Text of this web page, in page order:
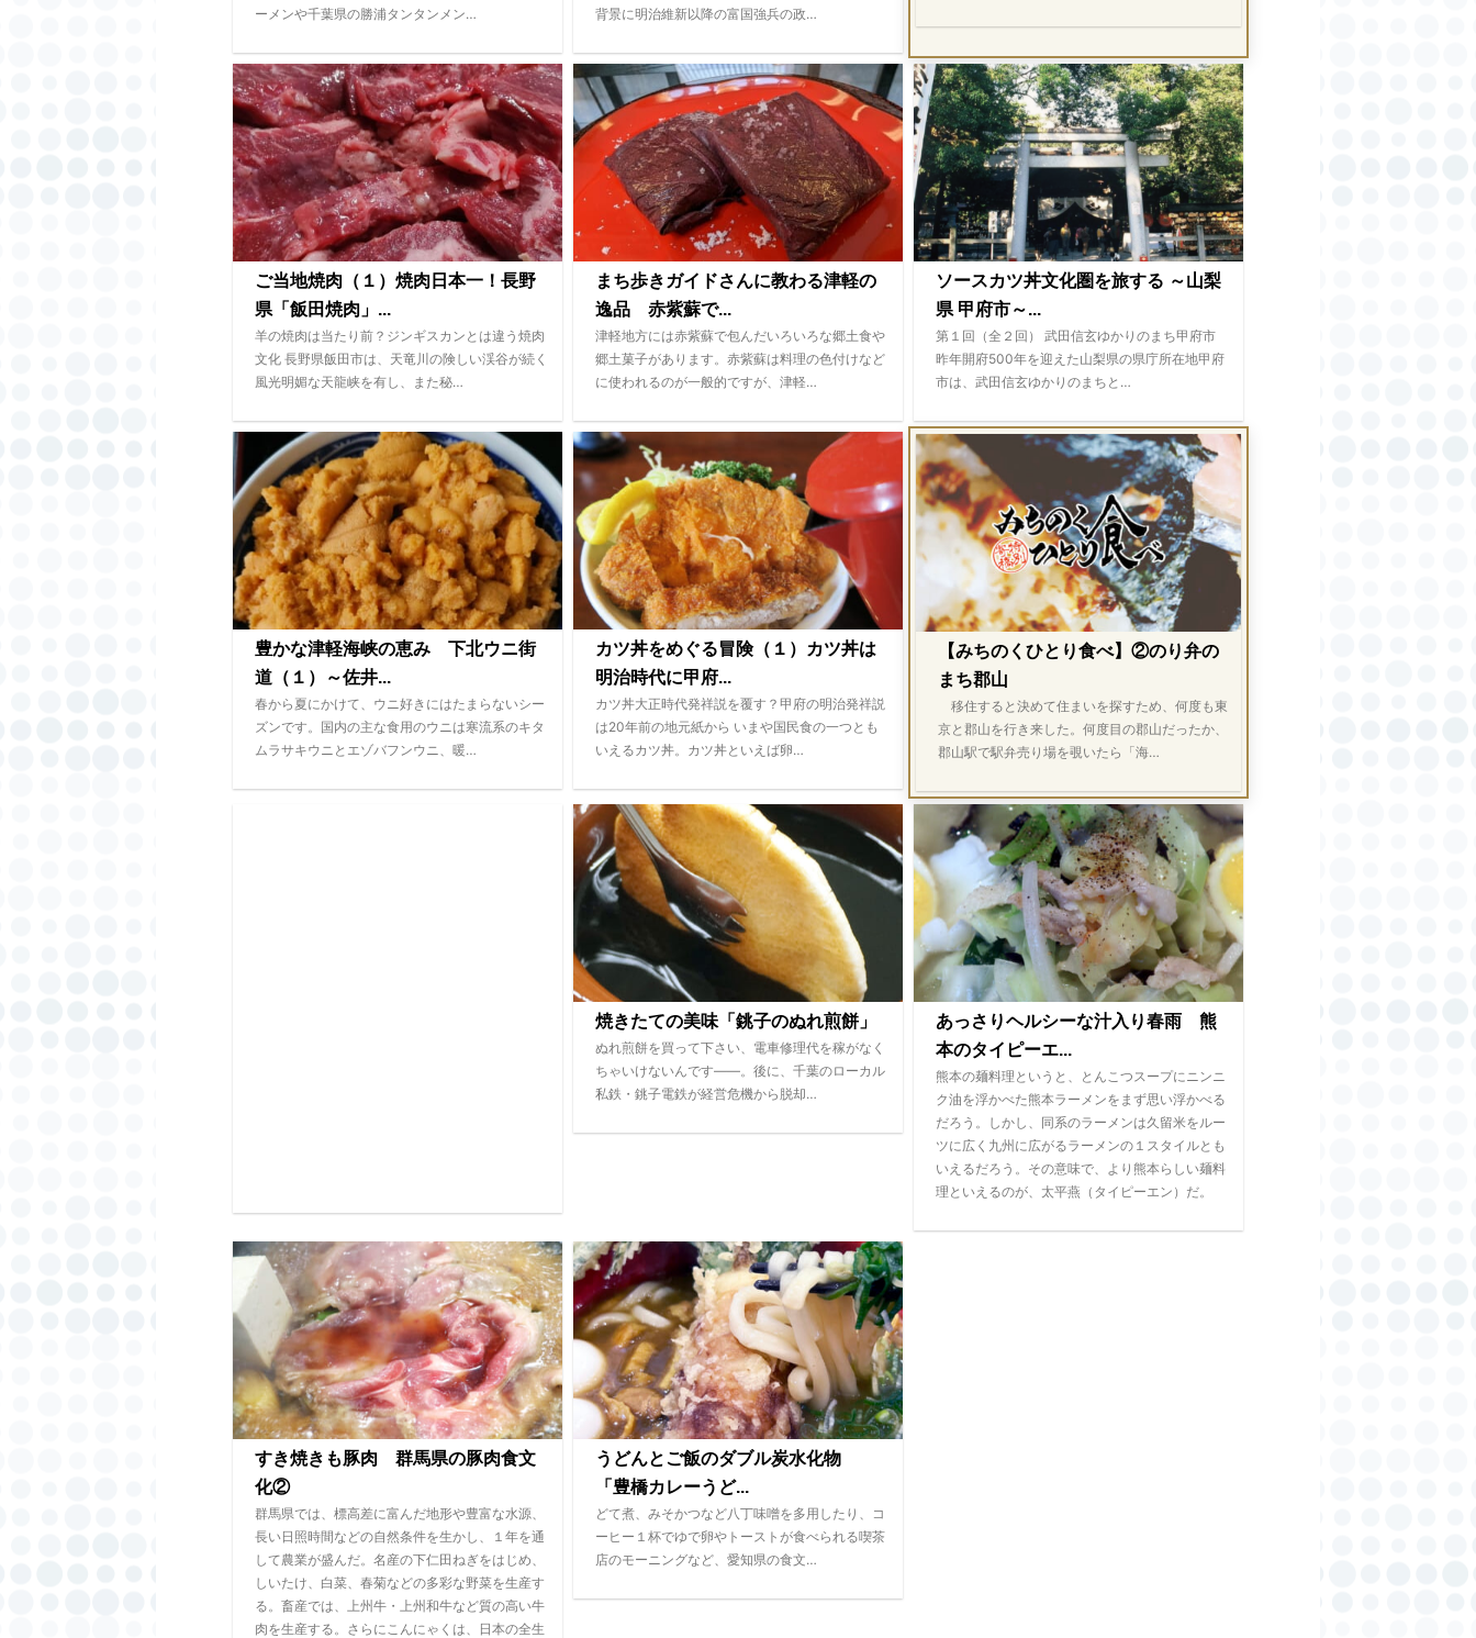
ーメンや千葉県の勝浦タンタンメン…
背景に明治維新以降の富国強兵の政…
ご当地焼肉（１）焼肉日本一！長野
県「飯田焼肉」...
羊の焼肉は当たり前？ジンギスカンとは違う焼肉
文化 長野県飯田市は、天竜川の険しい渓谷が続く
風光明媚な天龍峡を有し、また秘…
まち歩きガイドさんに教わる津軽の
逸品 赤紫蘇で...
津軽地方には赤紫蘇で包んだいろいろな郷土食や
郷土菓子があります。赤紫蘇は料理の色付けなど
に使われるのが一般的ですが、津軽…
ソースカツ丼文化圏を旅する ～山梨
県 甲府市～...
第１回（全２回） 武田信玄ゆかりのまち甲府市
昨年開府500年を迎えた山梨県の県庁所在地甲府
市は、武田信玄ゆかりのまちと…
豊かな津軽海峡の恵み 下北ウニ街
道（１）～佐井...
春から夏にかけて、ウニ好きにはたまらないシー
ズンです。国内の主な食用のウニは寒流系のキタ
ムラサキウニとエゾバフンウニ、暖…
カツ丼をめぐる冒険（１）カツ丼は
明治時代に甲府...
カツ丼大正時代発祥説を覆す？甲府の明治発祥説
は20年前の地元紙から いまや国民食の一つとも
いえるカツ丼。カツ丼といえば卵…
【みちのくひとり食べ】②のり弁の
まち郡山
移住すると決めて住まいを探すため、何度も東
京と郡山を行き来した。何度目の郡山だったか、
郡山駅で駅弁売り場を覗いたら「海…
焼きたての美味「銚子のぬれ煎餅」
ぬれ煎餅を買って下さい、電車修理代を稼がなく
ちゃいけないんです――。後に、千葉のローカル
私鉄・銚子電鉄が経営危機から脱却…
あっさりヘルシーな汁入り春雨 熊
本のタイピーエ...
熊本の麺料理というと、とんこつスープにニンニ
ク油を浮かべた熊本ラーメンをまず思い浮かべる
だろう。しかし、同系のラーメンは久留米をルー
ツに広く九州に広がるラーメンの１スタイルとも
いえるだろう。その意味で、より熊本らしい麺料
理といえるのが、太平燕（タイピーエン）だ。
すき焼きも豚肉 群馬県の豚肉食文
化②
群馬県では、標高差に富んだ地形や豊富な水源、
長い日照時間などの自然条件を生かし、１年を通
して農業が盛んだ。名産の下仁田ねぎをはじめ、
しいたけ、白菜、春菊などの多彩な野菜を生産す
る。畜産では、上州牛・上州和牛など質の高い牛
肉を生産する。さらにこんにゃくは、日本の全生
うどんとご飯のダブル炭水化物
「豊橋カレーうど...
どて煮、みそかつなど八丁味噌を多用したり、コ
ーヒー１杯でゆで卵やトーストが食べられる喫茶
店のモーニングなど、愛知県の食文…